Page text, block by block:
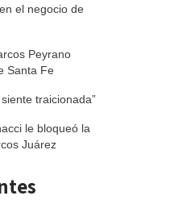
el negocio de
Peyrano
Santa Fe
traicionada”
le bloqueó la
Juárez